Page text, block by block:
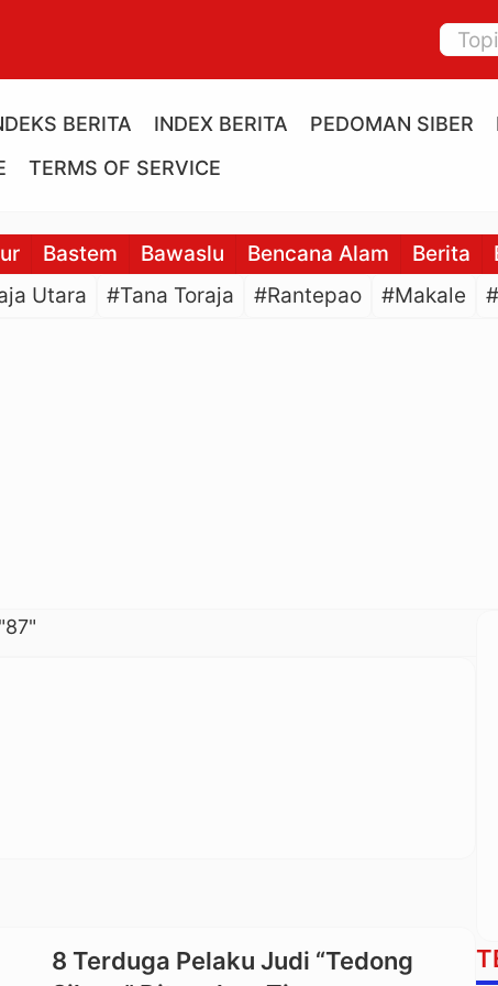
BERITA INDEX BERITA PEDOMAN SIBER
TERMS OF SERVICE
Bastem Bawaslu Bencana Alam Berita
Utara #Tana Toraja #Rantepao #Makale
8 Terduga Pelaku Judi “Tedong